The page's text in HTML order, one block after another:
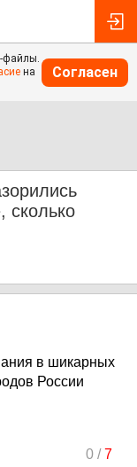
файлы.
на
Согласен
сколько
в шикарных
России
0/7